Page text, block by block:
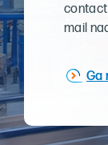
contact
mail
Ga